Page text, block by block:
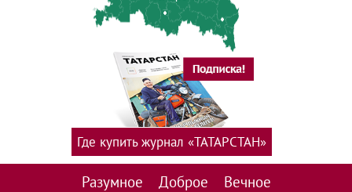
Разумное Доброе Вечное
Где купить журнал «ТАТАРСТАН»